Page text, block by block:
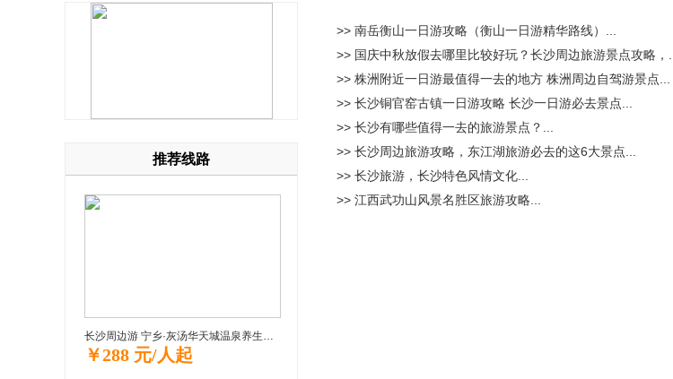
推荐线路
长沙周边游 宁乡·灰汤华天城温泉养生一日游
￥288 元/人起
>> 南岳衡山一日游攻略（衡山一日游精华路线）...
>> 国庆中秋放假去哪里比较好玩？长沙周边旅游景点攻略，...
>> 株洲附近一日游最值得一去的地方 株洲周边自驾游景点...
>> 长沙铜官窑古镇一日游攻略 长沙一日游必去景点...
>> 长沙有哪些值得一去的旅游景点？...
>> 长沙周边旅游攻略，东江湖旅游必去的这6大景点...
>> 长沙旅游，长沙特色风情文化...
>> 江西武功山风景名胜区旅游攻略...